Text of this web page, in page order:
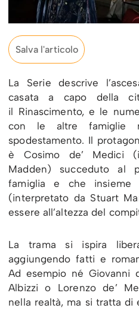
Salva l'articolo
La Serie descrive
casata a capo della
il Rinascimento, e le
con le altre
spodestamento. Il
è Cosimo de’ Medici
Madden) succeduto al
famiglia e che
(interpretato da Stuart
essere all’altezza del
La trama si ispira
aggiungendo fatti e
Ad esempio né Giovanni
Albizzi o Lorenzo de’
nella realtà, ma si tratta di